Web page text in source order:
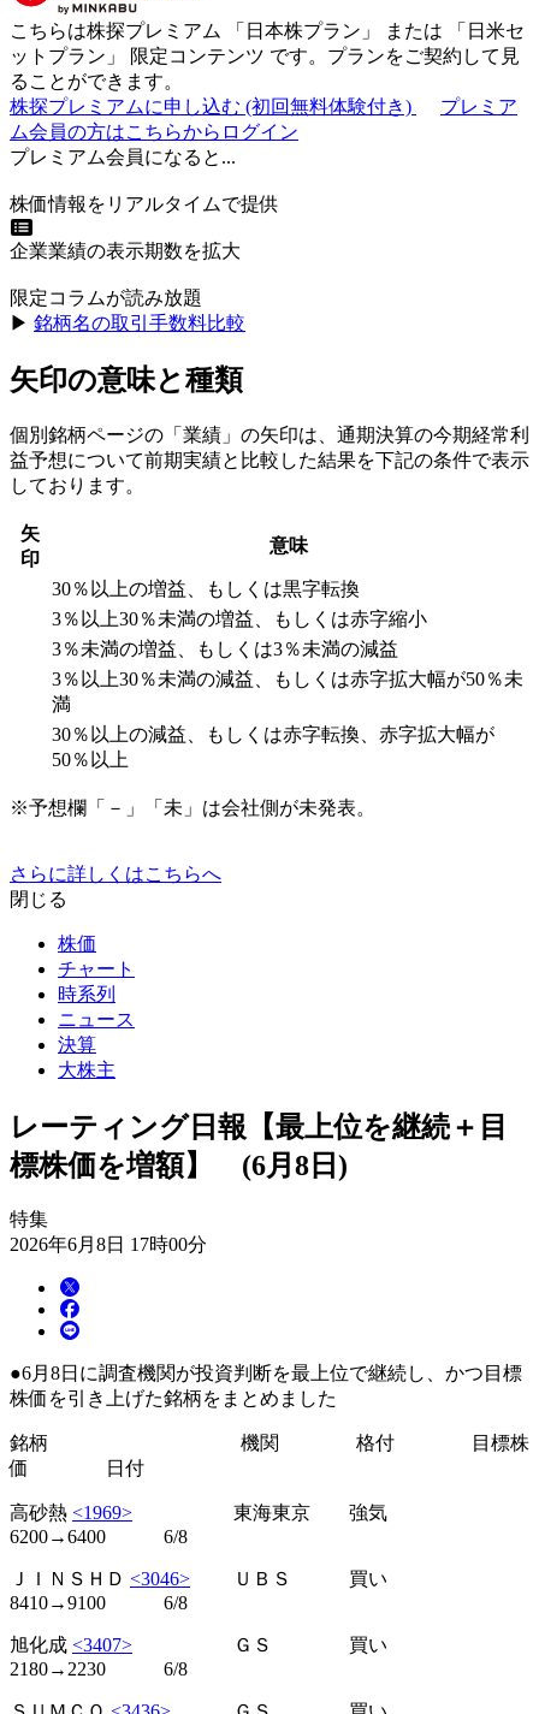
こちらは株探プレミアム 「 日本株プラン 」 または 「 日米セ
ットプラン 」 限定コンテンツ です。プランをご契約して見
ることができます。
株探プレミアムに申し込む (初回無料体験付き)
プレミア
ム会員の方はこちらからログイン
プレミアム会員になると...
株価情報をリアルタイムで提供
企業業績の表示期数を拡大
限定コラムが読み放題
▶︎ 銘柄名の取引手数料比較
矢印の意味と種類
個別銘柄ページの「業績」の矢印は、通期決算の今期経常利
益予想について前期実績と比較した結果を下記の条件で表示
しております。
矢
印
意味
30％以上の増益、もしくは黒字転換
3％以上30％未満の増益、もしくは赤字縮小
3％未満の増益、もしくは3％未満の減益
3％以上30％未満の減益、もしくは赤字拡大幅が50％未
満
30％以上の減益、もしくは赤字転換、赤字拡大幅が
50％以上
※予想欄「－」「未」は会社側が未発表。
さらに詳しくはこちらへ
閉じる
株価
チャート
時系列
ニュース
決算
大株主
レーティング日報【最上位を継続＋目
標株価を増額】 (6月8日)
特集
2026年6月8日 17時00分
●6月8日に調査機関が投資判断を最上位で継続し、かつ目標
株価を引き上げた銘柄をまとめました
銘柄 機関 格付 目標株
価 日付
高砂熱 <1969> 東海東京 強気
6200→6400 6/8
ＪＩＮＳＨＤ <3046> ＵＢＳ 買い
8410→9100 6/8
旭化成 <3407> ＧＳ 買い
2180→2230 6/8